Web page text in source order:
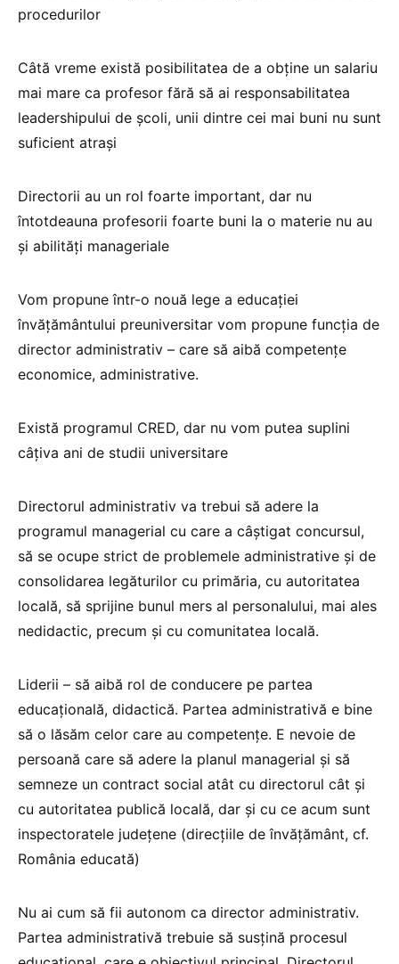
procedurilor
Câtă vreme există posibilitatea de a obține un salariu
mai mare ca profesor fără să ai responsabilitatea
leadershipului de școli, unii dintre cei mai buni nu sunt
suficient atrași
Directorii au un rol foarte important, dar nu
întotdeauna profesorii foarte buni la o materie nu au
și abilități manageriale
Vom propune într-o nouă lege a educației
învățământului preuniversitar vom propune funcția de
director administrativ – care să aibă competențe
economice, administrative.
Există programul CRED, dar nu vom putea suplini
câțiva ani de studii universitare
Directorul administrativ va trebui să adere la
programul managerial cu care a câștigat concursul,
să se ocupe strict de problemele administrative și de
consolidarea legăturilor cu primăria, cu autoritatea
locală, să sprijine bunul mers al personalului, mai ales
nedidactic, precum și cu comunitatea locală.
Liderii – să aibă rol de conducere pe partea
educațională, didactică. Partea administrativă e bine
să o lăsăm celor care au competențe. E nevoie de
persoană care să adere la planul managerial și să
semneze un contract social atât cu directorul cât și
cu autoritatea publică locală, dar și cu ce acum sunt
inspectoratele județene (direcțiile de învățământ, cf.
România educată)
Nu ai cum să fii autonom ca director administrativ.
Partea administrativă trebuie să susțină procesul